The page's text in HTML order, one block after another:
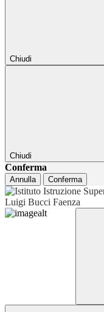
Chiudi
Chiudi
Conferma
Annulla Conferma